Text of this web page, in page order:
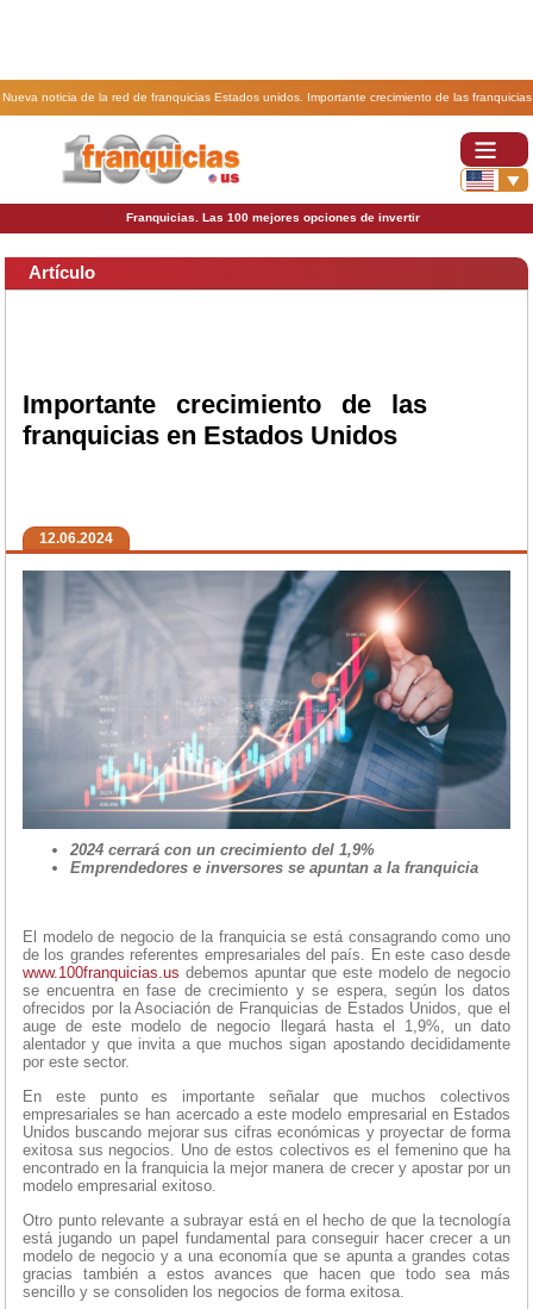
Nueva noticia de la red de franquicias Estados unidos. Importante crecimiento de las franquicias
Franquicias. Las 100 mejores opciones de invertir
Artículo
Importante crecimiento de las
franquicias en Estados Unidos
12.06.2024
2024 cerrará con un crecimiento del 1,9%
Emprendedores e inversores se apuntan a la franquicia
El modelo de negocio de la franquicia se está consagrando como uno
de los grandes referentes empresariales del país. En este caso desde
www.100franquicias.us debemos apuntar que este modelo de negocio
se encuentra en fase de crecimiento y se espera, según los datos
ofrecidos por la Asociación de Franquicias de Estados Unidos, que el
auge de este modelo de negocio llegará hasta el 1,9%, un dato
alentador y que invita a que muchos sigan apostando decididamente
por este sector.
En este punto es importante señalar que muchos colectivos
empresariales se han acercado a este modelo empresarial en Estados
Unidos buscando mejorar sus cifras económicas y proyectar de forma
exitosa sus negocios. Uno de estos colectivos es el femenino que ha
encontrado en la franquicia la mejor manera de crecer y apostar por un
modelo empresarial exitoso.
Otro punto relevante a subrayar está en el hecho de que la tecnología
está jugando un papel fundamental para conseguir hacer crecer a un
modelo de negocio y a una economía que se apunta a grandes cotas
gracias también a estos avances que hacen que todo sea más
sencillo y se consoliden los negocios de forma exitosa.